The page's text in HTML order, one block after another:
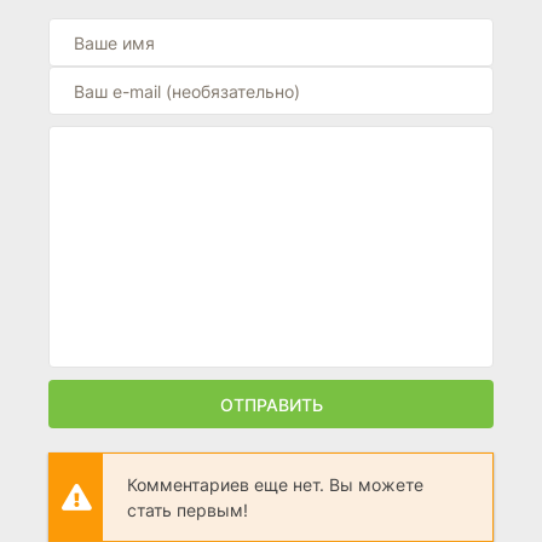
ОТПРАВИТЬ
Комментариев еще нет. Вы можете
стать первым!